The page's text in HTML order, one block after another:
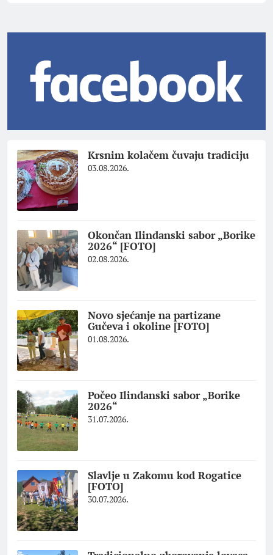
Krsnim kolačem čuvaju tradiciju
03.08.2026.
Okončan Ilindanski sabor „Borike
2026“ [FOTO]
02.08.2026.
Novo sjećanje na partizane
Gučeva i okoline [FOTO]
01.08.2026.
Počeo Ilindanski sabor „Borike
2026“
31.07.2026.
Slavlje u Zakomu kod Rogatice
[FOTO]
30.07.2026.